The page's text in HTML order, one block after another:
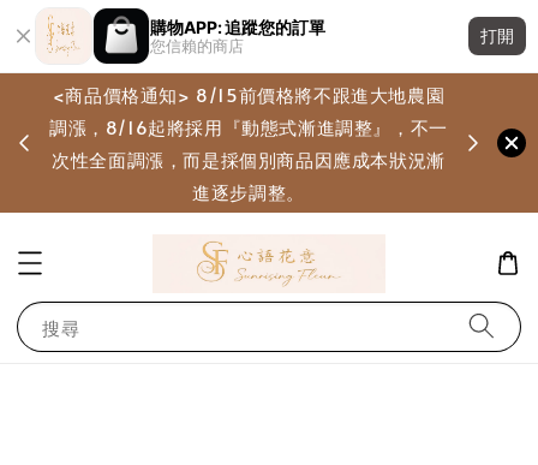
購物APP: 追蹤您的訂單
您信賴的商店
打開
<商品價格通知> 8/15前價格將不跟進大地農園
調漲，8/16起將採用『動態式漸進調整』，不一
次性全面調漲，而是採個別商品因應成本狀況漸
進逐步調整。
搜尋